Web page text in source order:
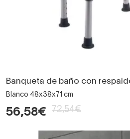
Banqueta de baño con
Blanco 48x38x71 cm
56,58€ 72,54€